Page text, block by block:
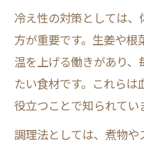
冷え性の対策としては
方が重要です。生姜や
温を上げる働きがあり
たい食材です。これら
役立つことで知られてい
調理法としては、煮物